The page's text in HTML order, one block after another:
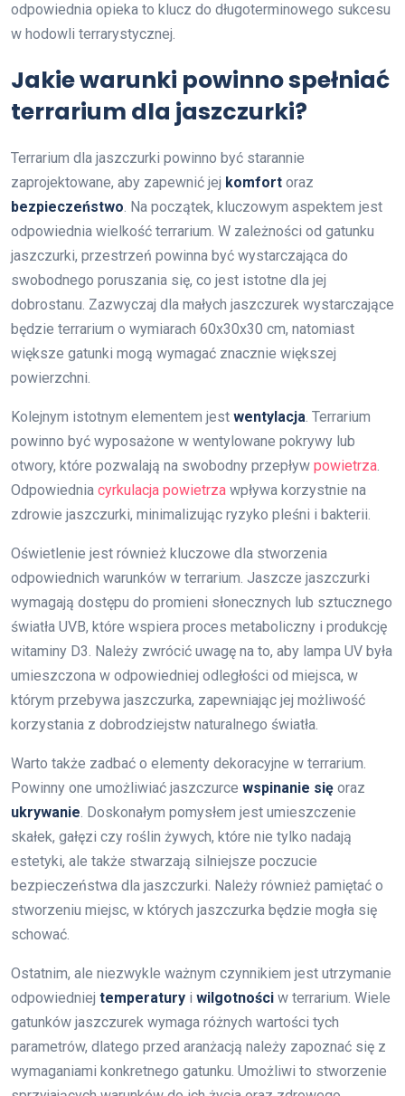
odpowiednia opieka to klucz do długoterminowego sukcesu
w hodowli terrarystycznej.
Jakie warunki powinno spełniać
terrarium dla jaszczurki?
Terrarium dla jaszczurki powinno być starannie
zaprojektowane, aby zapewnić jej komfort oraz
bezpieczeństwo. Na początek, kluczowym aspektem jest
odpowiednia wielkość terrarium. W zależności od gatunku
jaszczurki, przestrzeń powinna być wystarczająca do
swobodnego poruszania się, co jest istotne dla jej
dobrostanu. Zazwyczaj dla małych jaszczurek wystarczające
będzie terrarium o wymiarach 60x30x30 cm, natomiast
większe gatunki mogą wymagać znacznie większej
powierzchni.
Kolejnym istotnym elementem jest wentylacja. Terrarium
powinno być wyposażone w wentylowane pokrywy lub
otwory, które pozwalają na swobodny przepływ powietrza.
Odpowiednia cyrkulacja powietrza wpływa korzystnie na
zdrowie jaszczurki, minimalizując ryzyko pleśni i bakterii.
Oświetlenie jest również kluczowe dla stworzenia
odpowiednich warunków w terrarium. Jaszcze jaszczurki
wymagają dostępu do promieni słonecznych lub sztucznego
światła UVB, które wspiera proces metaboliczny i produkcję
witaminy D3. Należy zwrócić uwagę na to, aby lampa UV była
umieszczona w odpowiedniej odległości od miejsca, w
którym przebywa jaszczurka, zapewniając jej możliwość
korzystania z dobrodziejstw naturalnego światła.
Warto także zadbać o elementy dekoracyjne w terrarium.
Powinny one umożliwiać jaszczurce wspinanie się oraz
ukrywanie. Doskonałym pomysłem jest umieszczenie
skałek, gałęzi czy roślin żywych, które nie tylko nadają
estetyki, ale także stwarzają silniejsze poczucie
bezpieczeństwa dla jaszczurki. Należy również pamiętać o
stworzeniu miejsc, w których jaszczurka będzie mogła się
schować.
Ostatnim, ale niezwykle ważnym czynnikiem jest utrzymanie
odpowiedniej temperatury i wilgotności w terrarium. Wiele
gatunków jaszczurek wymaga różnych wartości tych
parametrów, dlatego przed aranżacją należy zapoznać się z
wymaganiami konkretnego gatunku. Umożliwi to stworzenie